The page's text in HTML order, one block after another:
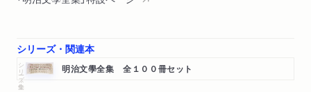
感謝）
海老名彈正篇（新人の三識
我活ける神
シリーズ・関連本
シリーズ・全集 明治文學全集 全１００冊セット